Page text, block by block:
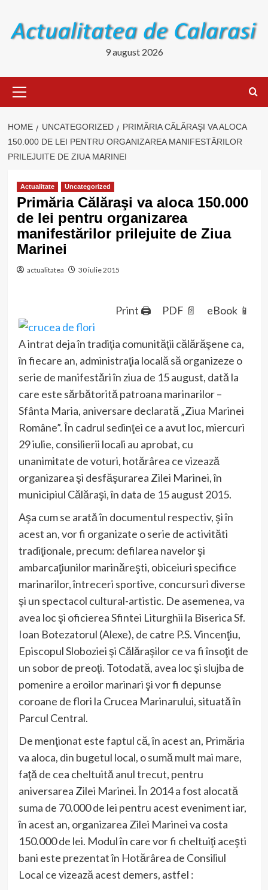
content
9 august 2026
Menu
HOME UNCATEGORIZED
PRIMĂRIA CĂLĂRAŞI VA ALOCA
150.000 DE LEI PENTRU ORGANIZAREA MANIFESTĂRILOR
PRILEJUITE DE ZIUA MARINEI
Actualitate Uncategorized
Primăria Călăraşi va aloca 150.000
de lei pentru organizarea
manifestărilor prilejuite de Ziua
Marinei
actualitatea 30 iulie 2015
Print 🖨 PDF 📄 eBook 📱
A intrat deja în tradiţia comunităţii călărăşene ca,
în fiecare an, administraţia locală să organizeze o
serie de manifestări în ziua de 15 august, dată la
care este sărbătorită patroana marinarilor –
Sfânta Maria, aniversare declarată „Ziua Marinei
Române”. În cadrul sedinţei ce a avut loc, miercuri
29 iulie, consilierii locali au aprobat, cu
unanimitate de voturi, hotărârea ce vizează
organizarea şi desfăşurarea Zilei Marinei, în
municipiul Călăraşi, în data de 15 august 2015.
Aşa cum se arată în documentul respectiv, şi în
acest an, vor fi organizate o serie de activităti
tradiţionale, precum: defilarea navelor şi
ambarcaţiunilor marinăreşti, obiceiuri specifice
marinarilor, întreceri sportive, concursuri diverse
şi un spectacol cultural-artistic. De asemenea, va
avea loc şi oficierea Sfintei Liturghii la Biserica Sf.
Ioan Botezatorul (Alexe), de catre P.S. Vincenţiu,
Episcopul Sloboziei şi Călăraşilor ce va fi însoţit de
un sobor de preoţi. Totodată, avea loc şi slujba de
pomenire a eroilor marinari şi vor fi depunse
coroane de flori la Crucea Marinarului, situată în
Parcul Central.
De menţionat este faptul că, în acest an, Primăria
va aloca, din bugetul local, o sumă mult mai mare,
faţă de cea cheltuită anul trecut, pentru
aniversarea Zilei Marinei. În 2014 a fost alocată
suma de 70.000 de lei pentru acest eveniment iar,
în acest an, organizarea Zilei Marinei va costa
150.000 de lei. Modul în care vor fi cheltuiţi aceşti
bani este prezentat în Hotărârea de Consiliul
Local ce vizează acest demers, astfel :